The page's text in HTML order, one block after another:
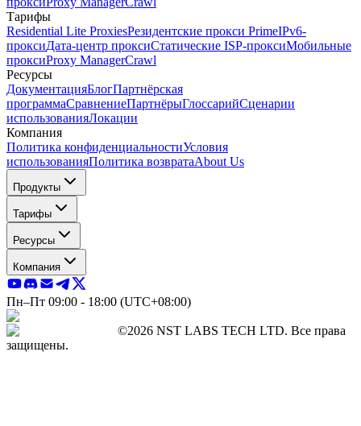
Тарифы
Residential Lite ProxiesРезидентские прокси PrimeIPv6-
проксиДата-центр проксиСтатические ISP-проксиМобильные
проксиProxy ManagerCrawl
Ресурсы
ДокументацияБлогПартнёрская
программаСравнениеПартнёрыГлоссарийСценарии
использованияЛокации
Компания
Политика конфиденциальностиУсловия
использованияПолитика возвратаAbout Us
Продукты
Тарифы
Ресурсы
Компания
Пн–Пт 09:00 - 18:00 (UTC+08:00)
©2026 NST LABS TECH LTD. Все права
защищены.